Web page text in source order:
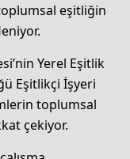
eşitliğin
Yerel Eşitlik
Eşitlikçi İşyeri
toplumsal
çekiyor.